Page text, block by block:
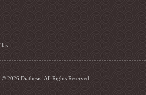
2026 Diathesis. All Rights Reserved.